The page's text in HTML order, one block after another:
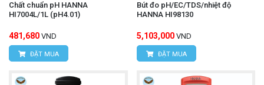
Chất chuẩn pH HANNA
HI7004L/1L (pH4.01)
481,680 VND
ĐẶT MUA
Bút đo pH/EC/TDS/nhiệt độ
HANNA HI98130
5,103,000 VND
ĐẶT MUA